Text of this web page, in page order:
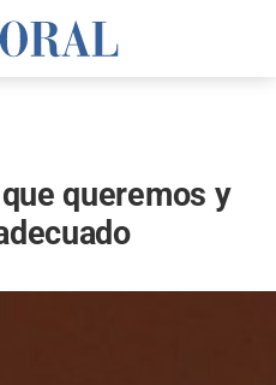
queremos y